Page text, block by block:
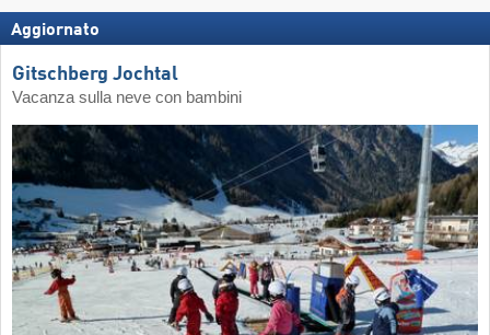
Aggiornato
Gitschberg Jochtal
Vacanza sulla neve con bambini